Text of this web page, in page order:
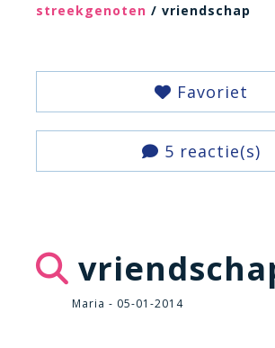
streekgenoten / vriendschap
Favoriet
5 reactie(s)
Maria - 05-01-2014